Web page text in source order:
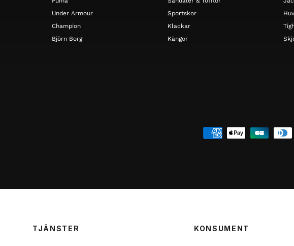
Under Armour
Champion
Björn Borg
Sportskor
Klackar
Kängor
TJÄNSTER KONSUMENT